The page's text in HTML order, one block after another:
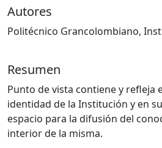
Autores
Politécnico Grancolombiano,
Resumen
Punto de vista contiene y refleja
identidad de la Institución y en
espacio para la difusión del
interior de la misma.